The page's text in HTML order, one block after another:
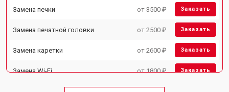
Замена печки от 3500 ₽ Заказать
Замена печатной головки от 2500 ₽ Заказать
Замена каретки от 2600 ₽ Заказать
Замена Wi-Fi от 1800 ₽ Заказать